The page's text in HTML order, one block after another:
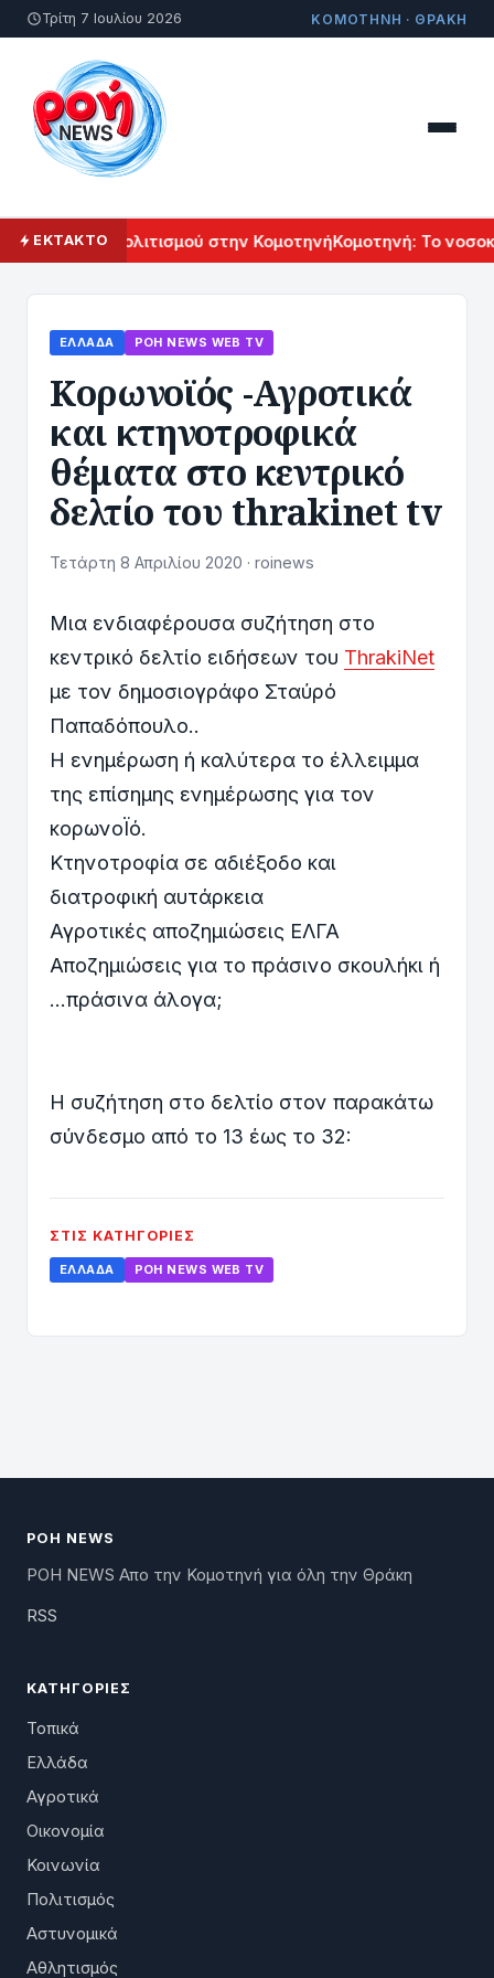
Τρίτη 7 Ιουλίου 2026 ΚΟΜΟΤΗΝΗ · ΘΡΑΚΗ
ΕΚΤΑΚΤΟ
Αρμενικού Πολιτισμού στην ΚομοτηνήΚομοτηνή: Το
ΕΛΛΆΔΑ ΡΟΗ ΝEWS WEB TV
Κορωνοϊός -Αγροτικά
και κτηνοτροφικά
θέματα στο κεντρικό
δελτίο του thrakinet tv
Τετάρτη 8 Απριλίου 2020 · roinews
Μια ενδιαφέρουσα συζήτηση στο
κεντρικό δελτίο ειδήσεων του ThrakiNet
με τον δημοσιογράφο Σταύρό
Παπαδόπουλο..
H ενημέρωση ή καλύτερα το έλλειμμα
της επίσημης ενημέρωσης για τον
κορωνοΪό.
Κτηνοτροφία σε αδιέξοδο και
διατροφική αυτάρκεια
Αγροτικές αποζημιώσεις ΕΛΓΑ
Αποζημιώσεις για το πράσινο σκουλήκι ή
...πράσινα άλογα;
Η συζήτηση στο δελτίο στον παρακάτω
σύνδεσμο από το 13 έως το 32:
ΣΤΙΣ ΚΑΤΗΓΟΡΊΕΣ
ΕΛΛΆΔΑ ΡΟΗ ΝEWS WEB TV
ΡΟΗ NEWS
ΡΟΗ NEWS Απο την Κομοτηνή για όλη την Θράκη
RSS
ΚΑΤΗΓΟΡΊΕΣ
Τοπικά
Ελλάδα
Αγροτικά
Οικονομία
Κοινωνία
Πολιτισμός
Αστυνομικά
Αθλητισμός